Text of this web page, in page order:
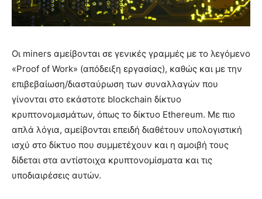
Οι miners αμείβονται σε γενικές γραμμές με το λεγόμενο
«Proof of Work» (απόδειξη εργασίας), καθώς και με την
επιβεβαίωση/διασταύρωση των συναλλαγών που
γίνονται στο εκάστοτε blockchain δίκτυο
κρυπτονομισμάτων, όπως το δίκτυο Ethereum. Με πιο
απλά λόγια, αμείβονται επειδή διαθέτουν υπολογιστική
ισχύ στο δίκτυο που συμμετέχουν και η αμοιβή τους
δίδεται στα αντίστοιχα κρυπτονομίσματα και τις
υποδιαιρέσεις αυτών.